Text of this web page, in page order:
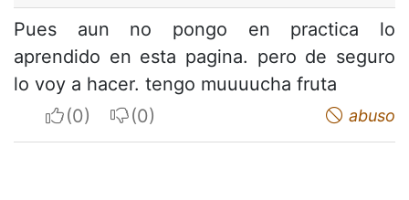
Pues aun no pongo en practica lo
aprendido en esta pagina. pero de seguro
lo voy a hacer. tengo muuuucha fruta
I apreciateI do not appreciate abuso